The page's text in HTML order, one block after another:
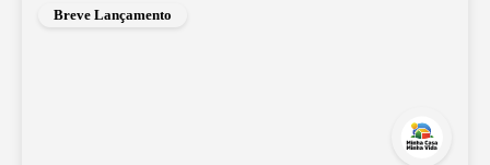
Breve Lançamento